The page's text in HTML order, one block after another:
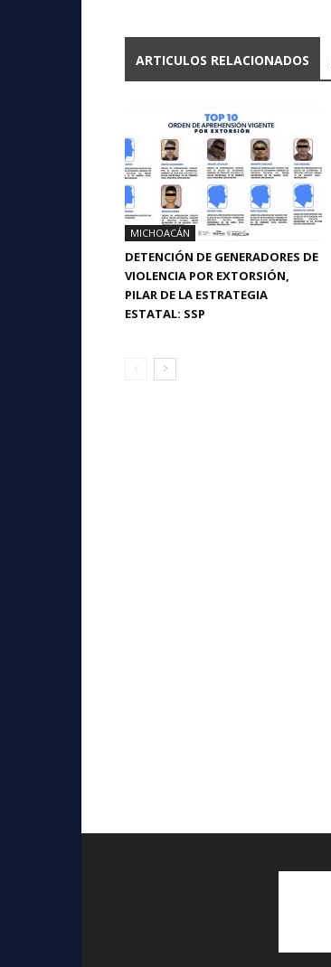
ARTICULOS RELACIONADOS
MICHOACÁN
DETENCIÓN DE GENERADORES DE
VIOLENCIA POR EXTORSIÓN,
PILAR DE LA ESTRATEGIA
ESTATAL: SSP